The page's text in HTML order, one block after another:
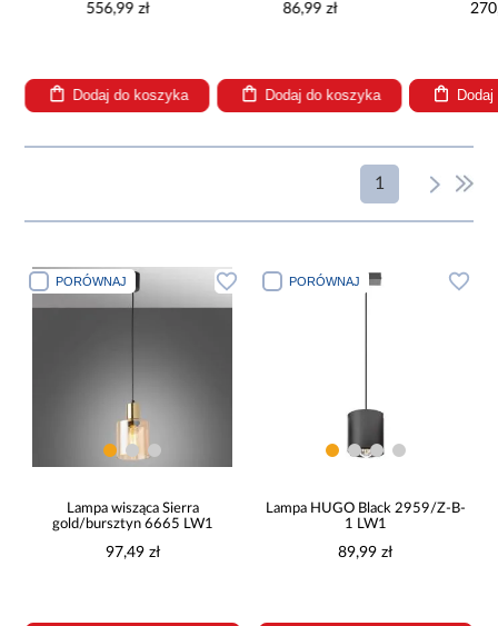
556,99 zł
Dodaj do koszyka
86,99 zł
Dodaj do koszyka
1
PORÓWNAJ
Lampa wisząca Sierra
gold/bursztyn 6665 LW1
97,49 zł
PORÓWNAJ
Lampa HUGO Black 2959/Z-B-
1 LW1
89,99 zł